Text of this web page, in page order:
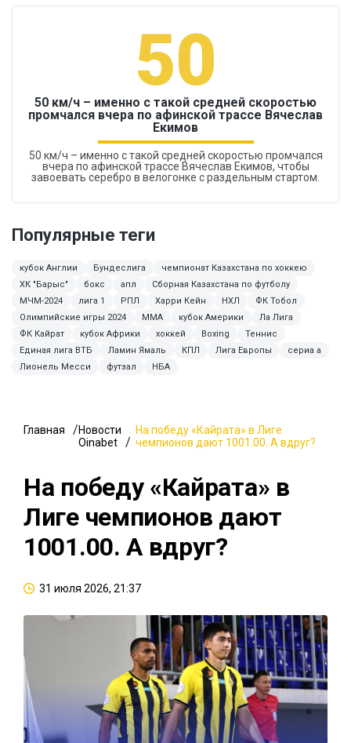
50
50 км/ч – именно с такой средней скоростью
промчался вчера по афинской трассе Вячеслав
Екимов
50 км/ч – именно с такой средней скоростью промчался
вчера по афинской трассе Вячеслав Екимов, чтобы
завоевать серебро в велогонке с раздельным стартом.
Популярные теги
кубок Англии Бундеслига
чемпионат Казахстана по хоккею
ХК "Барыс"
бокс апл
Сборная Казахстана по футболу
МЧМ-2024
лига 1 РПЛ Харри Кейн НХЛ
ФК Тобол
Олимпийские игры 2024
ММА кубок Америки
Ла Лига
ФК Кайрат
кубок Африки хоккей Boxing
Теннис
Единая лига ВТБ
Ламин Ямаль КПЛ Лига Европы
сериа а
Лионель Месси
футзал НБА
Главная
Новости
Oinabet
На победу «Кайрата» в Лиге
чемпионов дают 1001.00. А вдруг?
На победу «Кайрата» в
Лиге чемпионов дают
1001.00. А вдруг?
31 июля 2026, 21:37